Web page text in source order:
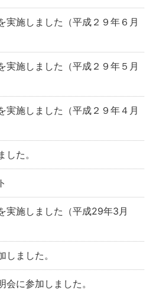
実施しました（平成２９年６月
実施しました（平成２９年５月
実施しました（平成２９年４月
た。
実施しました（平成29年3月
ました。
に参加しました。